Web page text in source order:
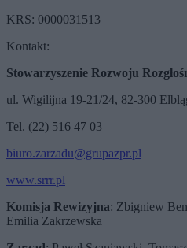
KRS: 0000031513
Kontakt:
Stowarzyszenie Rozwoju
ul. Wigilijna 19-21/24, 82-300
Tel. (22) 516 47 03
biuro.zarzadu@grupazpr.pl
www.srrr.pl
Komisja Rewizyjna: Zbigniew
Emilia Zakrzewska